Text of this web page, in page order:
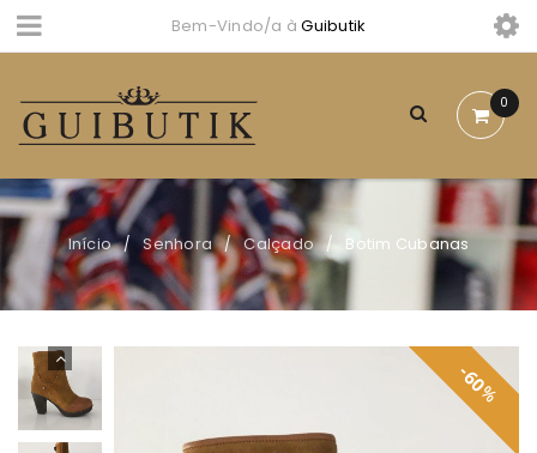
Bem-Vindo/a àGuibutik
0
Início / Senhora / Calçado / Botim Cubanas
%
60